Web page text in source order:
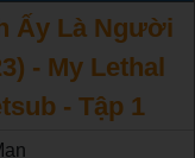
Ấy Là Người
- My Lethal
- Tập 1